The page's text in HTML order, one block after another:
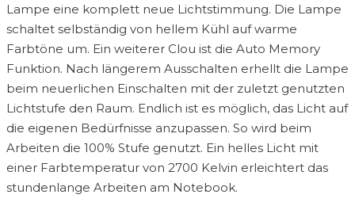
Lampe eine komplett neue Lichtstimmung. Die Lampe
schaltet selbständig von hellem Kühl auf warme
Farbtöne um. Ein weiterer Clou ist die Auto Memory
Funktion. Nach längerem Ausschalten erhellt die Lampe
beim neuerlichen Einschalten mit der zuletzt genutzten
Lichtstufe den Raum. Endlich ist es möglich, das Licht auf
die eigenen Bedürfnisse anzupassen. So wird beim
Arbeiten die 100% Stufe genutzt. Ein helles Licht mit
einer Farbtemperatur von 2700 Kelvin erleichtert das
stundenlange Arbeiten am Notebook.